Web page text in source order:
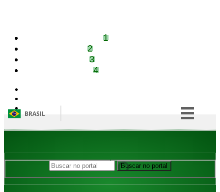
1
2
3
4
BRASIL
Simplifique!
Participe
Acesso à informação
Buscar no portal
Buscar no portal